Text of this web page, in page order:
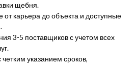
щебня.
от карьера до объекта и доступные
3-5 поставщиков с учетом всех
указанием сроков,